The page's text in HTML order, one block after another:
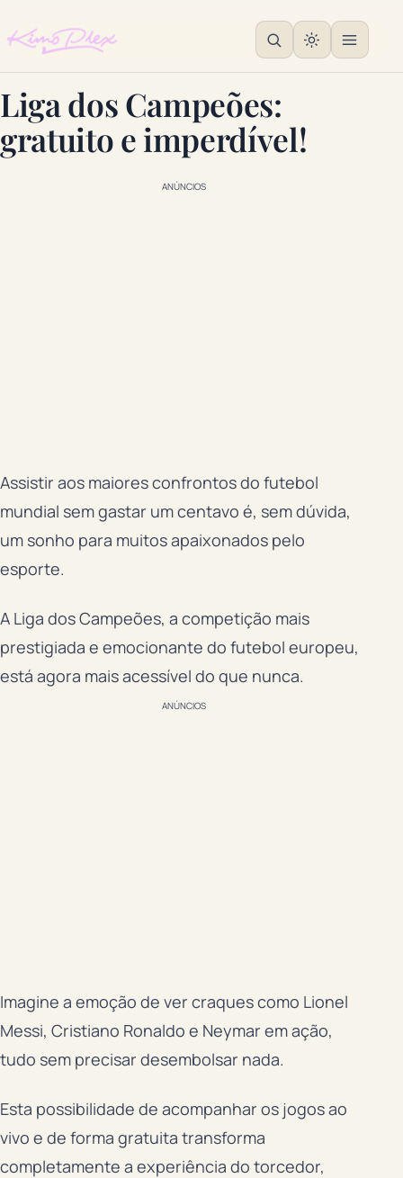
Liga dos Campeões:
gratuito e imperdível!
ANÚNCIOS
Assistir aos maiores confrontos do futebol
mundial sem gastar um centavo é, sem dúvida,
um sonho para muitos apaixonados pelo
esporte.
A Liga dos Campeões, a competição mais
prestigiada e emocionante do futebol europeu,
está agora mais acessível do que nunca.
ANÚNCIOS
Imagine a emoção de ver craques como Lionel
Messi, Cristiano Ronaldo e Neymar em ação,
tudo sem precisar desembolsar nada.
Esta possibilidade de acompanhar os jogos ao
vivo e de forma gratuita transforma
completamente a experiência do torcedor,